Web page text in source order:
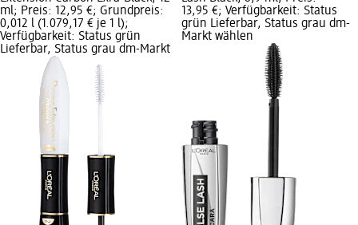
ml; Preis: 12,95 €; Grundpreis:
0,012 l (1.079,17 € je 1 l);
Verfügbarkeit: Status grün
Lieferbar, Status grau dm-Markt
13,95 €; Verfügbarkeit: Status
grün Lieferbar, Status grau dm-
Markt wählen